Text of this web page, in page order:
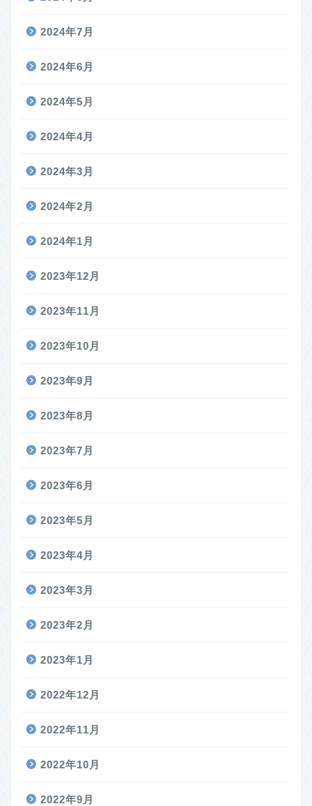
2024年7月
2024年6月
2024年5月
2024年4月
2024年3月
2024年2月
2024年1月
2023年12月
2023年11月
2023年10月
2023年9月
2023年8月
2023年7月
2023年6月
2023年5月
2023年4月
2023年3月
2023年2月
2023年1月
2022年12月
2022年11月
2022年10月
2022年9月